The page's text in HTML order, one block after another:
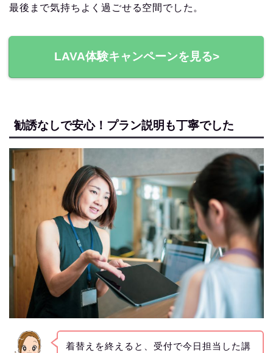
最後まで気持ちよく過ごせる空間でした。
LAVA体験キャンペーンを見る>
勧誘なしで安心！プラン説明も丁寧でした
着替えを終えると、受付で今日担当した講